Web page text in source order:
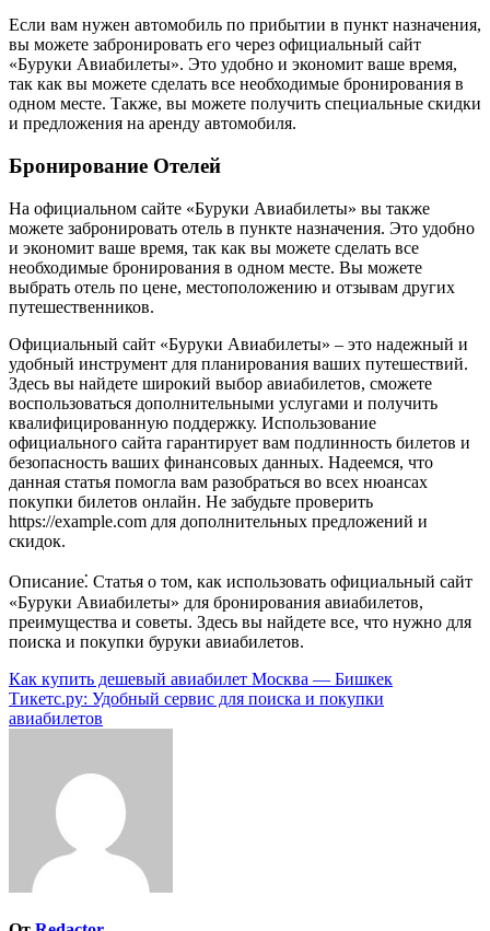
Если вам нужен автомобиль по прибытии в пункт назначения,
вы можете забронировать его через официальный сайт
«Буруки Авиабилеты». Это удобно и экономит ваше время,
так как вы можете сделать все необходимые бронирования в
одном месте. Также, вы можете получить специальные скидки
и предложения на аренду автомобиля.
Бронирование Отелей
На официальном сайте «Буруки Авиабилеты» вы также
можете забронировать отель в пункте назначения. Это удобно
и экономит ваше время, так как вы можете сделать все
необходимые бронирования в одном месте. Вы можете
выбрать отель по цене, местоположению и отзывам других
путешественников.
Официальный сайт «Буруки Авиабилеты» – это надежный и
удобный инструмент для планирования ваших путешествий.
Здесь вы найдете широкий выбор авиабилетов, сможете
воспользоваться дополнительными услугами и получить
квалифицированную поддержку. Использование
официального сайта гарантирует вам подлинность билетов и
безопасность ваших финансовых данных. Надеемся, что
данная статья помогла вам разобраться во всех нюансах
покупки билетов онлайн. Не забудьте проверить
https://example.com для дополнительных предложений и
скидок.
Описание⁚ Статья о том, как использовать официальный сайт
«Буруки Авиабилеты» для бронирования авиабилетов,
преимущества и советы. Здесь вы найдете все, что нужно для
поиска и покупки буруки авиабилетов.
Навигация
по
Как купить дешевый авиабилет Москва — Бишкек
Тикетс.ру: Удобный сервис для поиска и покупки
авиабилетов